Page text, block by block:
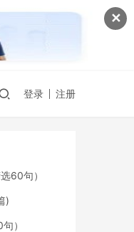
✕
登录 注册
60句）
)
）